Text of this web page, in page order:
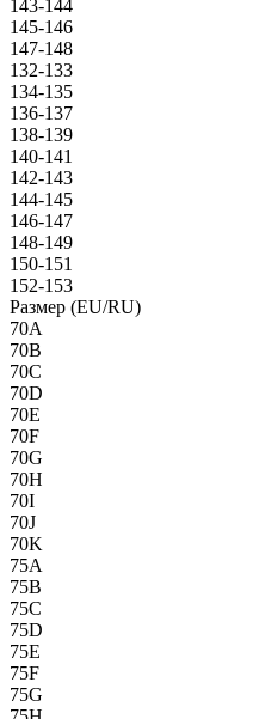
143-144
145-146
147-148
132-133
134-135
136-137
138-139
140-141
142-143
144-145
146-147
148-149
150-151
152-153
Размер (EU/RU)
70A
70B
70C
70D
70E
70F
70G
70H
70I
70J
70K
75A
75B
75C
75D
75E
75F
75G